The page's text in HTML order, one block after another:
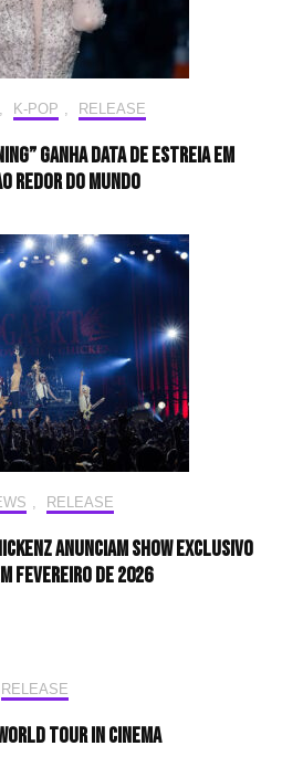
, K-POP , RELEASE
ganha data de estreia em
redor do mundo
, RELEASE
anunciam show exclusivo
fevereiro de 2026
RELEASE
TOUR In CINEMA